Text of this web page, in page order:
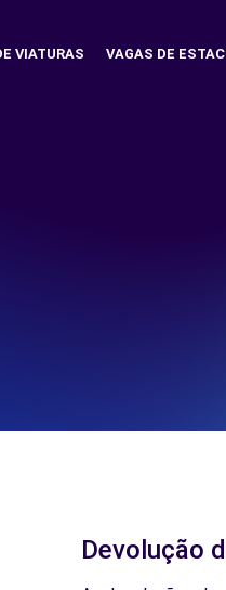
VIATURAS VAGAS DE
Devolução